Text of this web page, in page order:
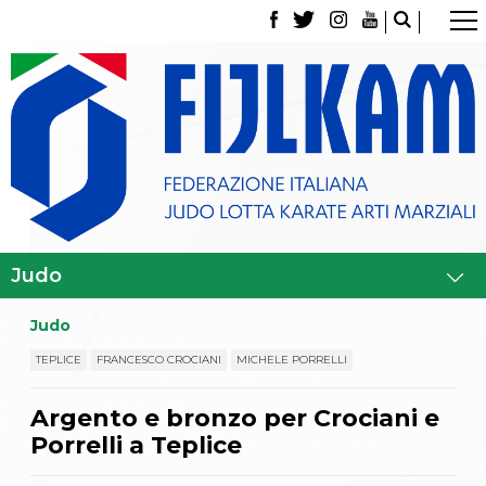
La Federazione
Tesseramento
Contatti
Norme e modulistica Affiliazioni e Tesseramenti
Classifica Società Sportive con più di 100 atleti
tesserati
Giustizia Sportiva
Partners
La disciplina
News
Judo
TEPLICE FRANCESCO CROCIANI MICHELE PORRELLI
Argento e bronzo per Crociani e
Porrelli a Teplice